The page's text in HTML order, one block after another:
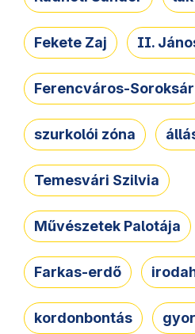
Fekete Zaj II.
Ferencváros-Soroksár
szurkolói zóna
Temesvári Szilvia
Művészetek Palotája
Farkas-erdő
kordonbontás